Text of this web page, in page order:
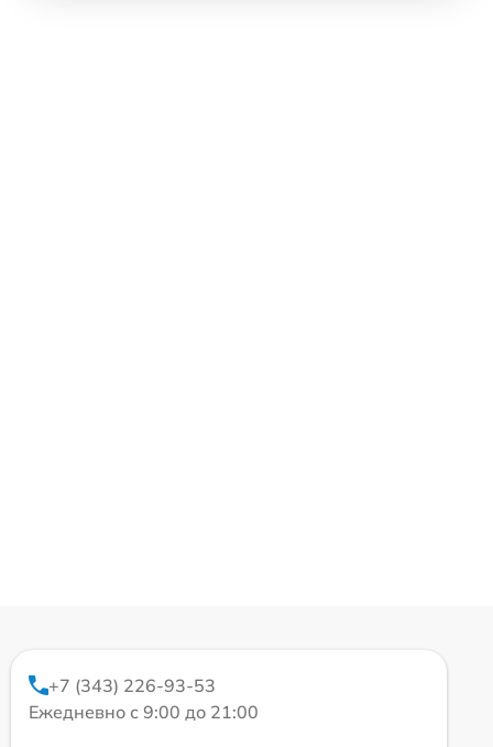
+7 (343) 226-93-53
Ежедневно с 9:00 до 21:00